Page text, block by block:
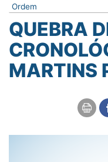
Ordem
QUEBRA
MARTINS